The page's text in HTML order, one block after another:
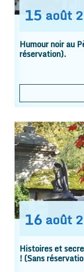
15 août
Humour noir au
réservation).
16 août
Histoires et
! (Sans